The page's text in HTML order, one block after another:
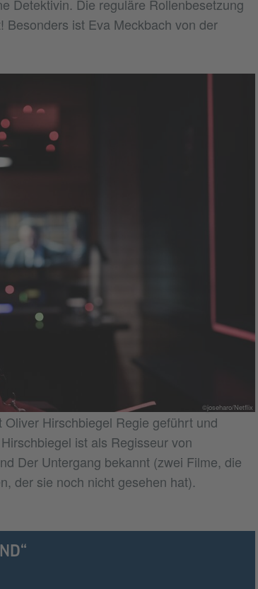
Detektivin. Die reguläre Rollenbesetzung
ist Eva Meckbach von der
©joseharo/Netflix
Hirschbiegel Regie geführt und
ist als Regisseur von
Der Untergang bekannt (zwei Filme, die
der sie noch nicht gesehen hat).